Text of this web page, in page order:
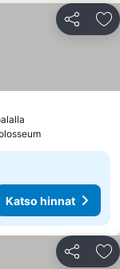
Jaa
Katso hinnat
Jaa